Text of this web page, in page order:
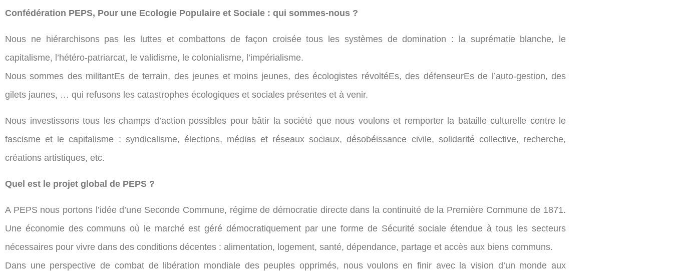
Confédération PEPS, Pour une Ecologie Populaire et Sociale : qui sommes-nous ?
Nous ne hiérarchisons pas les luttes et combattons de façon croisée tous les systèmes de domination : la suprématie blanche, le
capitalisme, l’hétéro-patriarcat, le validisme, le colonialisme, l’impérialisme.
Nous sommes des militantEs de terrain, des jeunes et moins jeunes, des écologistes révoltéEs, des défenseurEs de l’auto-gestion, des
gilets jaunes, … qui refusons les catastrophes écologiques et sociales présentes et à venir.
Nous investissons tous les champs d’action possibles pour bâtir la société que nous voulons et remporter la bataille culturelle contre le
fascisme et le capitalisme : syndicalisme, élections, médias et réseaux sociaux, désobéissance civile, solidarité collective, recherche,
créations artistiques, etc.
Quel est le projet global de PEPS ?
A PEPS nous portons l’idée d’une Seconde Commune, régime de démocratie directe dans la continuité de la Première Commune de 1871.
Une économie des communs où le marché est géré démocratiquement par une forme de Sécurité sociale étendue à tous les secteurs
nécessaires pour vivre dans des conditions décentes : alimentation, logement, santé, dépendance, partage et accès aux biens communs.
Dans une perspective de combat de libération mondiale des peuples opprimés, nous voulons en finir avec la vision d’un monde aux